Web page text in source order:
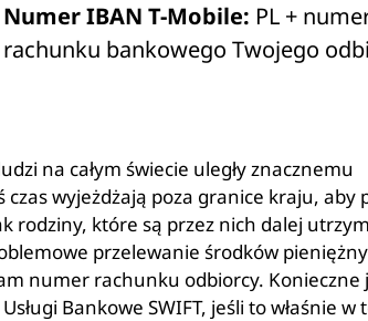
Numer IBAN T-Mobile: PL +
rachunku bankowego Twojego
na całym świecie uległy znacznemu
wyjeżdżają poza granice kraju, aby
rodziny, które są przez nich dalej
przelewanie środków
numer rachunku odbiorcy. Konieczne
Bankowe SWIFT, jeśli to właśnie w